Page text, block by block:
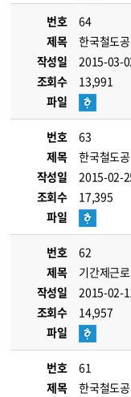
번호
64
제목
한국철도
작성일
2015-03-
조회수
13,991
파일
번호
63
제목
한국철도
작성일
2015-02-
조회수
17,395
파일
번호
62
제목
기간제근
작성일
2015-02-
조회수
14,957
파일
번호
61
제목
한국철도